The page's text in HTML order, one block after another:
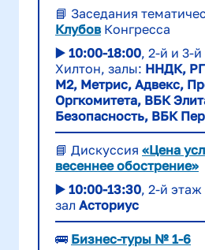
📘 Заседания
Клубов Конгресса
▶️ 10:00-18:00, 2-й и 3-
Хилтон, залы: ННДК,
М2, Метрис, Адвекс,
Оргкомитета, ВБК
Безопасность, ВБК
📘 Дискуссия «Цена
весеннее обострение»
▶️ 10:00-13:30, 2-й этаж
зал Асториус
🚌 Бизнес-туры № 1-6